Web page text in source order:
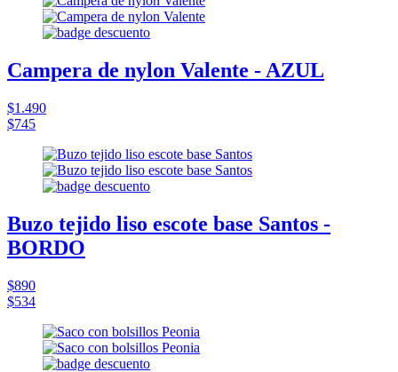
Campera de nylon Valente - AZUL
$1.490
$745
Buzo tejido liso escote base Santos -
BORDO
$890
$534